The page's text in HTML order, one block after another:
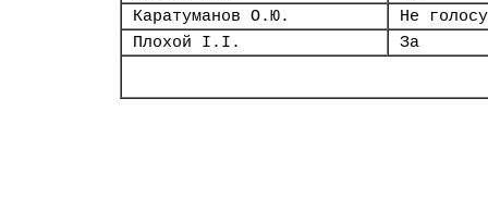
Каратуманов О.Ю.
Не
Плохой І.І.
За